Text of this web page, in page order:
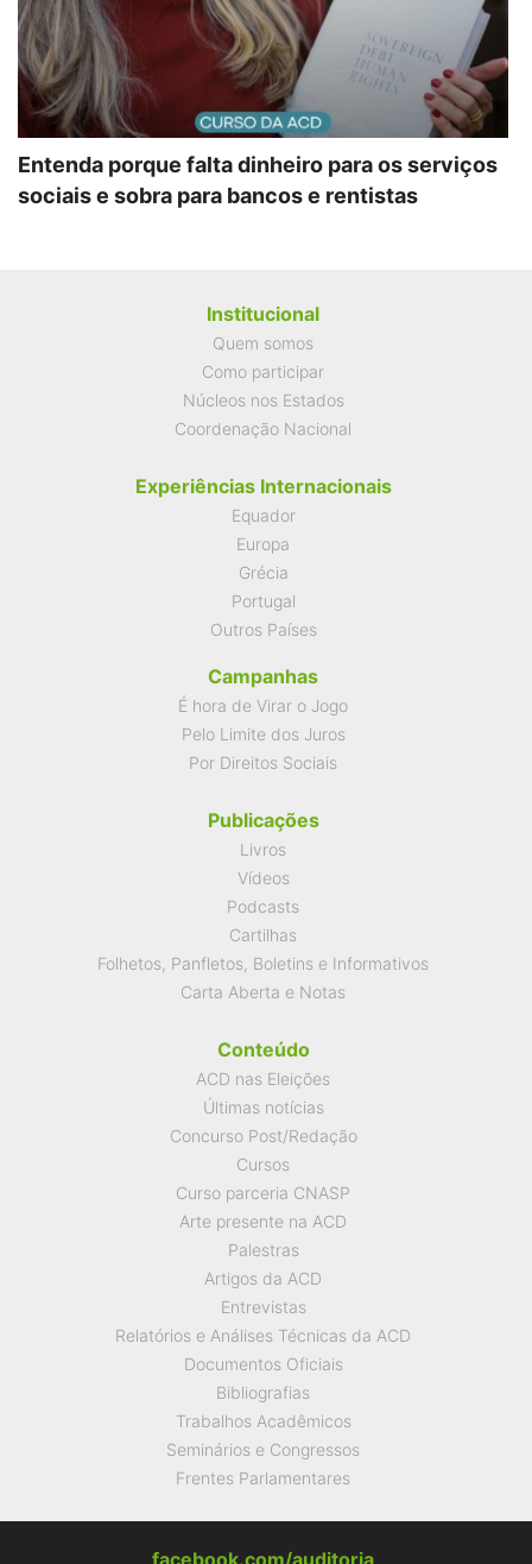
Entenda porque falta dinheiro para os serviços
sociais e sobra para bancos e rentistas
Institucional
Quem somos
Como participar
Núcleos nos Estados
Coordenação Nacional
Experiências Internacionais
Equador
Europa
Grécia
Portugal
Outros Países
Campanhas
É hora de Virar o Jogo
Pelo Limite dos Juros
Por Direitos Sociais
Publicações
Livros
Vídeos
Podcasts
Cartilhas
Folhetos, Panfletos, Boletins e Informativos
Carta Aberta e Notas
Conteúdo
ACD nas Eleições
Últimas notícias
Concurso Post/Redação
Cursos
Curso parceria CNASP
Arte presente na ACD
Palestras
Artigos da ACD
Entrevistas
Relatórios e Análises Técnicas da ACD
Documentos Oficiais
Bibliografias
Trabalhos Acadêmicos
Seminários e Congressos
Frentes Parlamentares
facebook.com/auditoria